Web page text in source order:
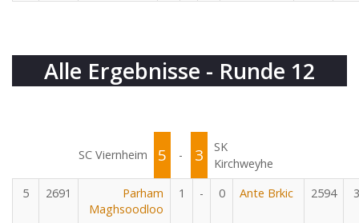
Alle Ergebnisse - Runde 12
SC Viernheim 5 - 3
SK
Kirchweyhe
5
2691
Parham
Maghsoodloo
1 - 0 Ante Brkic 2594 3